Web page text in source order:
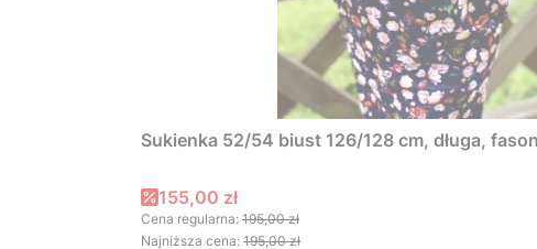
Sukienka 52/54 biust 126/128 cm, długa,
Cena promocyjna
155,00 zł
Cena regularna: 195,00 zł
Najniższa cena: 195,00 zł